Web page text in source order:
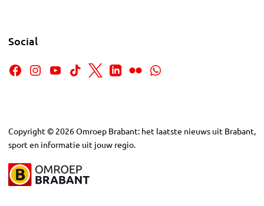
Social
Copyright © 2026Omroep Brabant: het laatste nieuws uit Brabant,
sport en informatie uit jouw regio.